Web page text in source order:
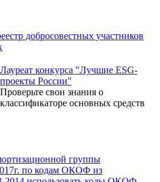
добросовестных участников
Лауреат конкурса "Лучшие ESG-
проекты России"
Проверьте свои знания о
классификаторе основных средств
группы
по кодам ОКОФ из